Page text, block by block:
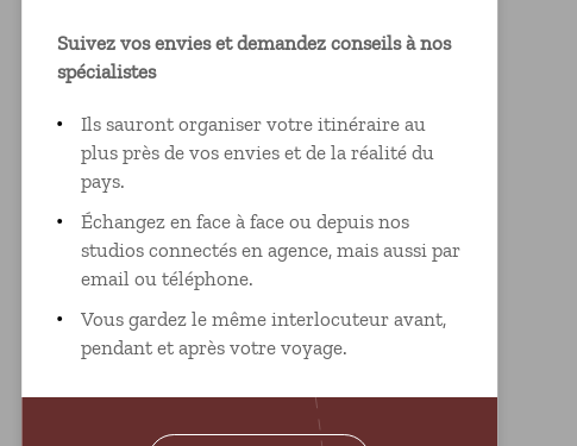
Suivez vos envies et demandez conseils à nos
spécialistes
Ils sauront organiser votre itinéraire au
plus près de vos envies et de la réalité du
pays.
Échangez en face à face ou depuis nos
studios connectés en agence, mais aussi par
email ou téléphone.
Vous gardez le même interlocuteur avant,
pendant et après votre voyage.